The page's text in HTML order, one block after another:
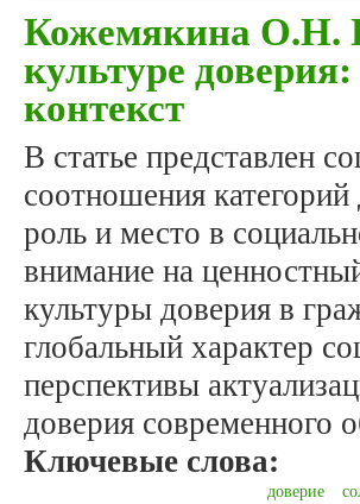
Кожемякина О.Н.
культуре
контекст
В статье представлен
соотношения
роль и место в
внимание на
культуры доверия в
глобальный характер
перспективы
доверия современного
Ключевые слова:
доверие